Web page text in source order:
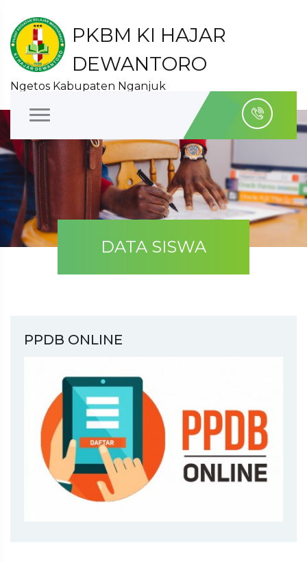
PKBM KI HAJAR
DEWANTORO
Ngetos Kabupaten Nganjuk
DATA SISWA
PPDB ONLINE